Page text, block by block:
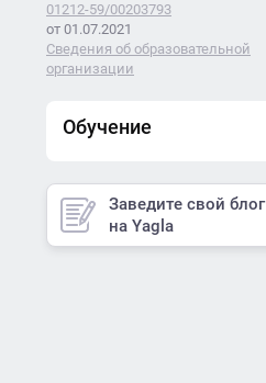
01212-59/00203793
от 01.07.2021
Сведения об образовательной
организации
Обучение
Заведите свой блог
на Yagla